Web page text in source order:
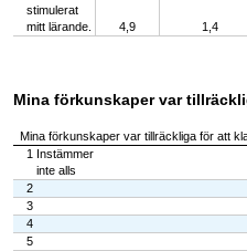
stimulerat
mitt lärande.
4,9 1,4
Mina förkunskaper var
Mina förkunskaper var tillräckliga för att
1 Instämmer
inte alls
2
3
4
5